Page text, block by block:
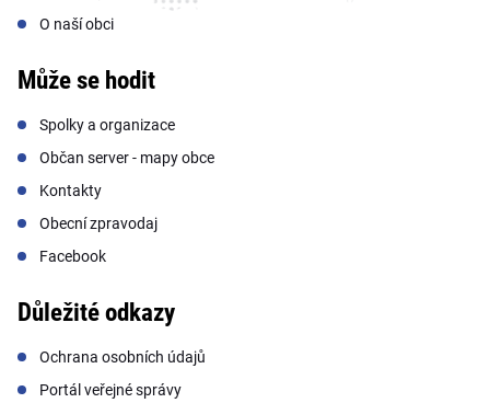
O naší obci
Může se hodit
Spolky a organizace
Občan server - mapy obce
Kontakty
Obecní zpravodaj
Facebook
Důležité odkazy
Ochrana osobních údajů
Portál veřejné správy